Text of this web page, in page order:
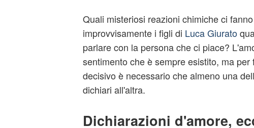
Quali misteriosi reazioni chimiche ci
improvvisamente i figli di Luca Giurato
parlare con la persona che ci piace?
sentimento che è sempre esistito, ma per
decisivo è necessario che almeno una
dichiari all'altra.
Dichiarazioni d'amore,